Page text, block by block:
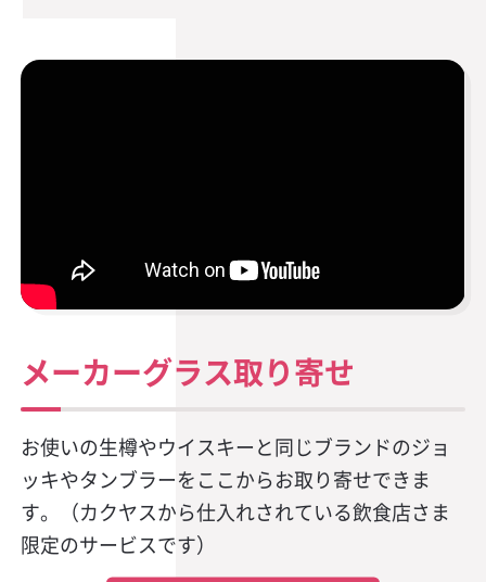
メーカーグラス取り寄せ
お使いの生樽やウイスキーと同じブランドのジョ
ッキやタンブラーをここからお取り寄せできま
す。（カクヤスから仕入れされている飲食店さま
限定のサービスです）